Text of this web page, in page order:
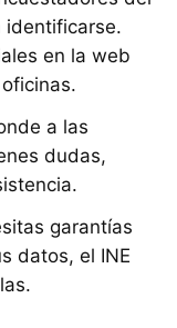
identificarse.
en la web
a las
dudas,
garantías
datos, el INE